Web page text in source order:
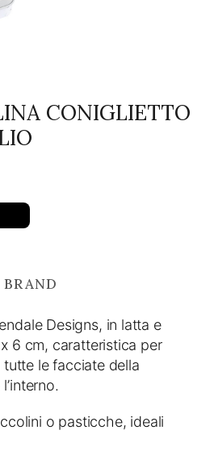
CONIGLIETTO
BRAND
Designs, in latta e
6 cm, caratteristica per
le facciate della
o pasticche, ideali